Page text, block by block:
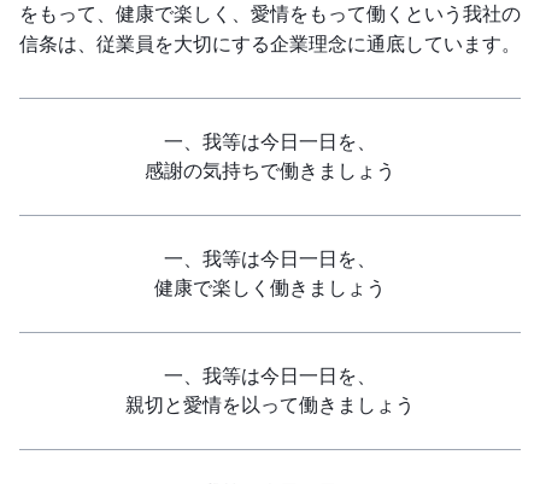
をもって、健康で楽しく、愛情をもって働くという我社の
信条は、従業員を大切にする企業理念に通底しています。
一、我等は今日一日を、
感謝の気持ちで働きましょう
一、我等は今日一日を、
健康で楽しく働きましょう
一、我等は今日一日を、
親切と愛情を以って働きましょう